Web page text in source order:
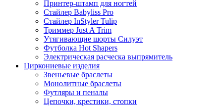
Принтер-штамп для ногтей
Стайлер Babyliss Pro
Стайлер InStyler Tulip
Триммер Just A Trim
Утягивающие шорты Силуэт
Футболка Hot Shapers
Электрическая расческа выпрямитель
Циркониевые изделия
Звеньевые браслеты
Монолитные браслеты
Футляры и пеналы
Цепочки, крестики, стопки